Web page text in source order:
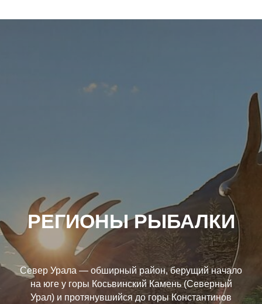
РЕГИОНЫ РЫБАЛКИ
Север Урала — обширный район, берущий начало
на юге у горы Косьвинский Камень (Северный
Урал) и протянувшийся до горы Константинов